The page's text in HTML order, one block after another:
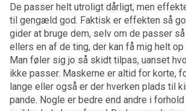
De passer helt utroligt dårligt, men
til gengæld god. Faktisk er effekten så
gider at bruge dem, selv om de passer
ellers en af de ting, der kan få mig helt
Man føler sig jo så skidt tilpas, uanset
ikke passer. Maskerne er altid for korte,
lange eller også er der hverken plads til
pande. Nogle er bedre end andre i